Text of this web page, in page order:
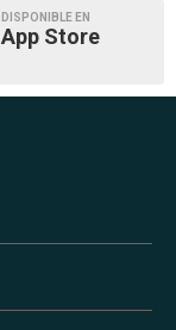
DISPONIBLE EN
App Store